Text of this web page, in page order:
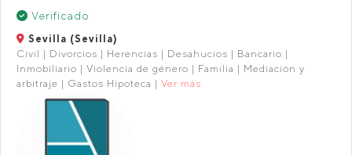
Verificado
Sevilla (Sevilla)
Civil | Divorcios | Herencias | Desahucios | Bancario |
Inmobiliario | Violencia de género | Familia | Mediación y
arbitraje | Gastos Hipoteca | Ver más